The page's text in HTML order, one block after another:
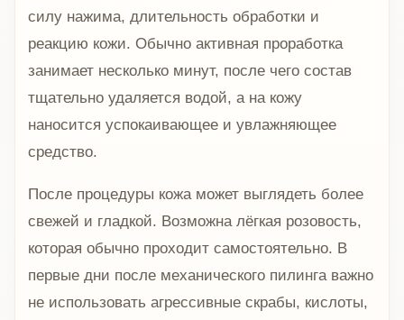
силу нажима, длительность обработки и
реакцию кожи. Обычно активная проработка
занимает несколько минут, после чего состав
тщательно удаляется водой, а на кожу
наносится успокаивающее и увлажняющее
средство.
После процедуры кожа может выглядеть более
свежей и гладкой. Возможна лёгкая розовость,
которая обычно проходит самостоятельно. В
первые дни после механического пилинга важно
не использовать агрессивные скрабы, кислоты,